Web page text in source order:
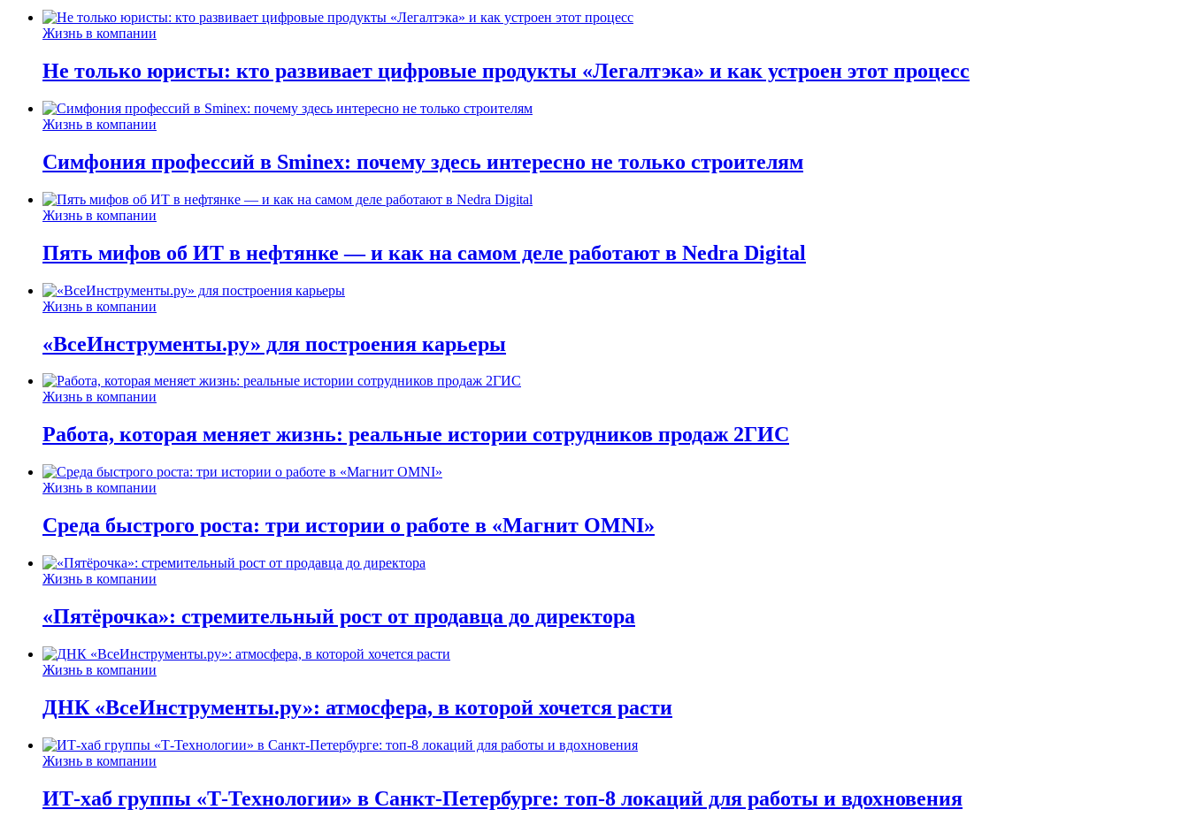
Жизнь в компании
Не только юристы: кто развивает цифровые продукты «Легалтэка» и как устроен этот процесс
Жизнь в компании
Симфония профессий в Sminex: почему здесь интересно не только строителям
Жизнь в компании
Пять мифов об ИТ в нефтянке — и как на самом деле работают в Nedra Digital
Жизнь в компании
«ВсеИнструменты.ру» для построения карьеры
Жизнь в компании
Работа, которая меняет жизнь: реальные истории сотрудников продаж 2ГИС
Жизнь в компании
Среда быстрого роста: три истории о работе в «Магнит OMNI»
Жизнь в компании
«Пятёрочка»: стремительный рост от продавца до директора
Жизнь в компании
ДНК «ВсеИнструменты.ру»: атмосфера, в которой хочется расти
Жизнь в компании
ИТ-хаб группы «Т-Технологии» в Санкт-Петербурге: топ-8 локаций для работы и вдохновения